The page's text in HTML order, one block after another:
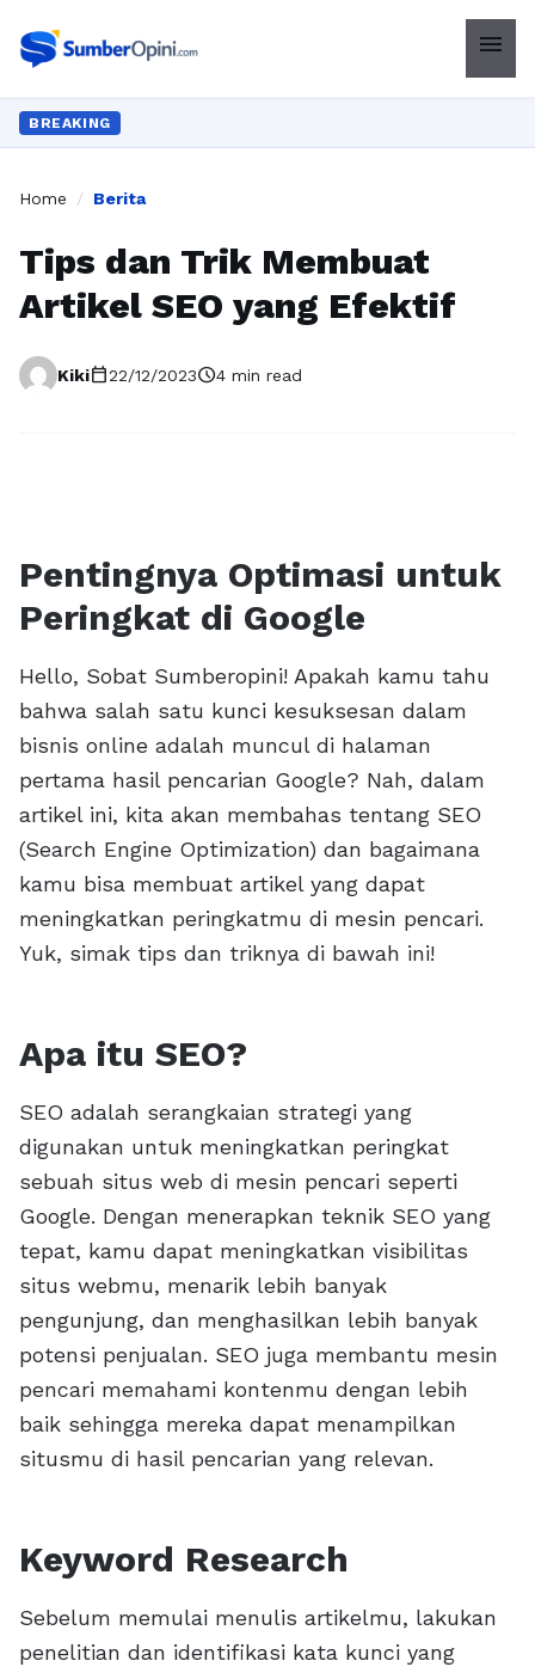
menu
BREAKING
Home / Berita
Tips dan Trik Membuat
Artikel SEO yang Efektif
Kikicalendar_today22/12/2023schedule4 min read
Pentingnya Optimasi untuk
Peringkat di Google
Hello, Sobat Sumberopini! Apakah kamu tahu
bahwa salah satu kunci kesuksesan dalam
bisnis online adalah muncul di halaman
pertama hasil pencarian Google? Nah, dalam
artikel ini, kita akan membahas tentang SEO
(Search Engine Optimization) dan bagaimana
kamu bisa membuat artikel yang dapat
meningkatkan peringkatmu di mesin pencari.
Yuk, simak tips dan triknya di bawah ini!
Apa itu SEO?
SEO adalah serangkaian strategi yang
digunakan untuk meningkatkan peringkat
sebuah situs web di mesin pencari seperti
Google. Dengan menerapkan teknik SEO yang
tepat, kamu dapat meningkatkan visibilitas
situs webmu, menarik lebih banyak
pengunjung, dan menghasilkan lebih banyak
potensi penjualan. SEO juga membantu mesin
pencari memahami kontenmu dengan lebih
baik sehingga mereka dapat menampilkan
situsmu di hasil pencarian yang relevan.
Keyword Research
Sebelum memulai menulis artikelmu, lakukan
penelitian dan identifikasi kata kunci yang